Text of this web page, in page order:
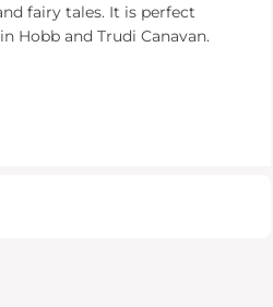
fairy tales. It is perfect
Hobb and Trudi Canavan.